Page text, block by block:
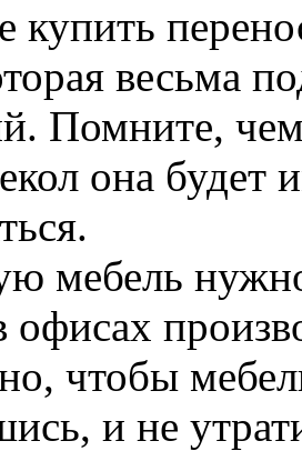
купить
весьма
Помните, чем
она будет
мебель
чтобы
и не